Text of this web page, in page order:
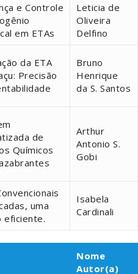
e Controle
em ETAs
Leticia de
Oliveira
Delfino
da ETA
Precisão
Bruno
Henrique
da S. Santos
de
Químicos
Arthur
Antonio S.
Gobi
uma
eficiente.
Isabela
Cardinali
Nome
Autor(a)